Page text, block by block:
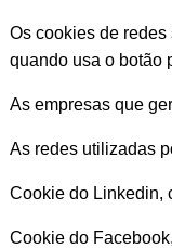
Os cookies de
quando usa o botão
As empresas que
As redes utilizadas
Cookie do Linkedin,
Cookie do